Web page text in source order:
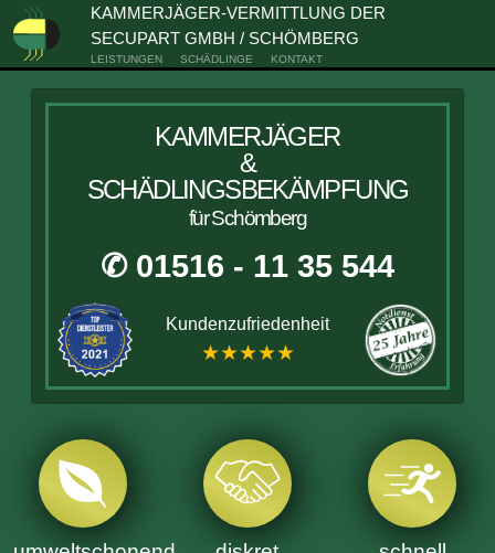
KAMMERJÄGER-VERMITTLUNG DER
SECUPART GMBH / SCHÖMBERG
LEISTUNGEN SCHÄDLINGE KONTAKT
KAMMERJÄGER
&
SCHÄDLINGSBEKÄMPFUNG
für Schömberg
✆ 01516 - 11 35 544
Kundenzufriedenheit
★★★★★